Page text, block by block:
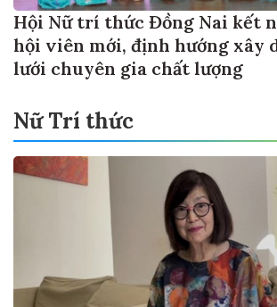
Hội Nữ trí thức Đồng Nai kết
hội viên mới, định hướng xây
lưới chuyên gia chất lượng
Nữ Trí thức